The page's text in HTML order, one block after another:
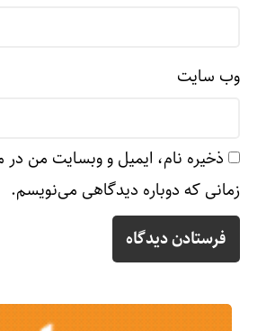
وب‌ سایت
ذخیره نام، ایمیل و وبسایت من در
زمانی که دوباره دیدگاهی می‌نویسم.